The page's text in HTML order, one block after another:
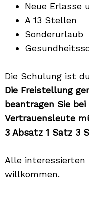
Neue Erlasse
A 13 Stellen
Sonderurlaub
Die Schulung ist
Die Freistellung
beantragen Sie
Vertrauensleute
3 Absatz 1 Satz 3
Alle interessierten
willkommen.